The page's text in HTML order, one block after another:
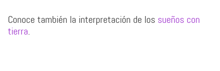
Conoce también la interpretación de los sueños con
tierra.